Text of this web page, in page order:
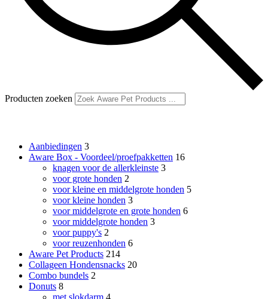
Producten zoeken
Aanbiedingen 3
Aware Box - Voordeel/proefpakketten 16
knagen voor de allerkleinste 3
voor grote honden 2
voor kleine en middelgrote honden 5
voor kleine honden 3
voor middelgrote en grote honden 6
voor middelgrote honden 3
voor puppy's 2
voor reuzenhonden 6
Aware Pet Products 214
Collageen Hondensnacks 20
Combo bundels 2
Donuts 8